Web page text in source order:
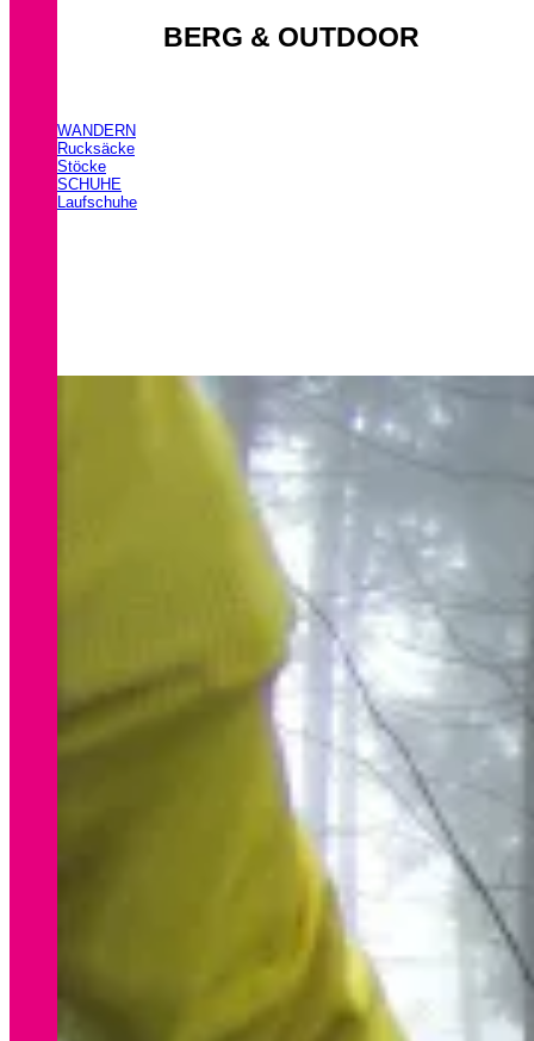
BERG & OUTDOOR
WANDERN
Rucksäcke
Stöcke
SCHUHE
Laufschuhe